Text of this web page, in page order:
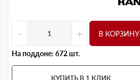
- + В КОРЗИНУ
На поддоне: 672 шт.
КУПИТЬ В 1 КЛИК